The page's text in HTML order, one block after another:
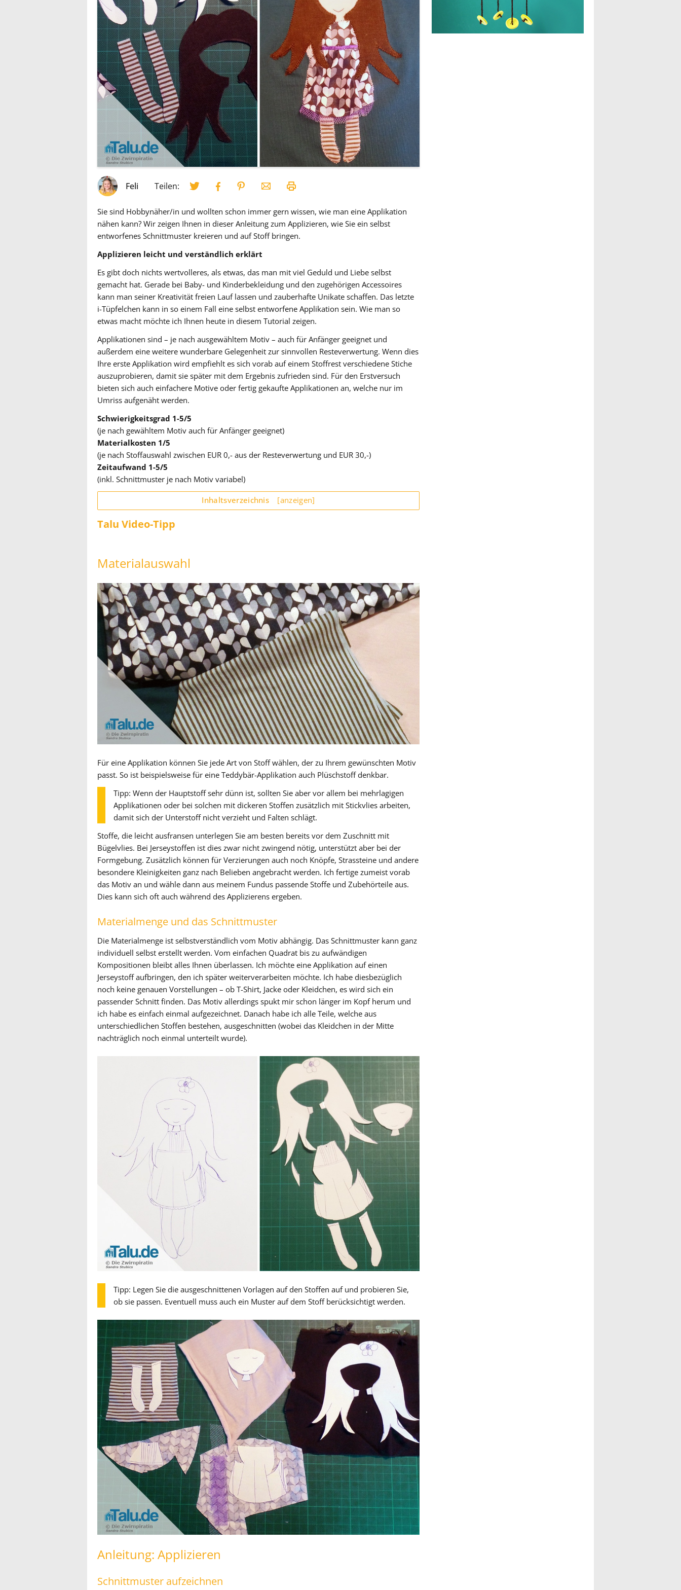
Feli Teilen:
Sie sind Hobbynäher/in und wollten schon immer gern wissen, wie man eine Applikation
nähen kann? Wir zeigen Ihnen in dieser Anleitung zum Applizieren, wie Sie ein selbst
entworfenes Schnittmuster kreieren und auf Stoff bringen.
Applizieren leicht und verständlich erklärt
Es gibt doch nichts wertvolleres, als etwas, das man mit viel Geduld und Liebe selbst
gemacht hat. Gerade bei Baby- und Kinderbekleidung und den zugehörigen Accessoires
kann man seiner Kreativität freien Lauf lassen und zauberhafte Unikate schaffen. Das letzte
i-Tüpfelchen kann in so einem Fall eine selbst entworfene Applikation sein. Wie man so
etwas macht möchte ich Ihnen heute in diesem Tutorial zeigen.
Applikationen sind – je nach ausgewähltem Motiv – auch für Anfänger geeignet und
außerdem eine weitere wunderbare Gelegenheit zur sinnvollen Resteverwertung. Wenn dies
Ihre erste Applikation wird empfiehlt es sich vorab auf einem Stoffrest verschiedene Stiche
auszuprobieren, damit sie später mit dem Ergebnis zufrieden sind. Für den Erstversuch
bieten sich auch einfachere Motive oder fertig gekaufte Applikationen an, welche nur im
Umriss aufgenäht werden.
Schwierigkeitsgrad 1-5/5
(je nach gewähltem Motiv auch für Anfänger geeignet)
Materialkosten 1/5
(je nach Stoffauswahl zwischen EUR 0,- aus der Resteverwertung und EUR 30,-)
Zeitaufwand 1-5/5
(inkl. Schnittmuster je nach Motiv variabel)
Inhaltsverzeichnis [anzeigen]
Talu Video-Tipp
Materialauswahl
Für eine Applikation können Sie jede Art von Stoff wählen, der zu Ihrem gewünschten Motiv
passt. So ist beispielsweise für eine Teddybär-Applikation auch Plüschstoff denkbar.
Tipp: Wenn der Hauptstoff sehr dünn ist, sollten Sie aber vor allem bei mehrlagigen
Applikationen oder bei solchen mit dickeren Stoffen zusätzlich mit Stickvlies arbeiten,
damit sich der Unterstoff nicht verzieht und Falten schlägt.
Stoffe, die leicht ausfransen unterlegen Sie am besten bereits vor dem Zuschnitt mit
Bügelvlies. Bei Jerseystoffen ist dies zwar nicht zwingend nötig, unterstützt aber bei der
Formgebung. Zusätzlich können für Verzierungen auch noch Knöpfe, Strassteine und andere
besondere Kleinigkeiten ganz nach Belieben angebracht werden. Ich fertige zumeist vorab
das Motiv an und wähle dann aus meinem Fundus passende Stoffe und Zubehörteile aus.
Dies kann sich oft auch während des Applizierens ergeben.
Materialmenge und das Schnittmuster
Die Materialmenge ist selbstverständlich vom Motiv abhängig. Das Schnittmuster kann ganz
individuell selbst erstellt werden. Vom einfachen Quadrat bis zu aufwändigen
Kompositionen bleibt alles Ihnen überlassen. Ich möchte eine Applikation auf einen
Jerseystoff aufbringen, den ich später weiterverarbeiten möchte. Ich habe diesbezüglich
noch keine genauen Vorstellungen – ob T-Shirt, Jacke oder Kleidchen, es wird sich ein
passender Schnitt finden. Das Motiv allerdings spukt mir schon länger im Kopf herum und
ich habe es einfach einmal aufgezeichnet. Danach habe ich alle Teile, welche aus
unterschiedlichen Stoffen bestehen, ausgeschnitten (wobei das Kleidchen in der Mitte
nachträglich noch einmal unterteilt wurde).
Tipp: Legen Sie die ausgeschnittenen Vorlagen auf den Stoffen auf und probieren Sie,
ob sie passen. Eventuell muss auch ein Muster auf dem Stoff berücksichtigt werden.
Anleitung: Applizieren
Schnittmuster aufzeichnen